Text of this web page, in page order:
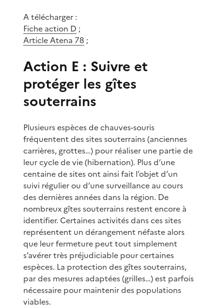
A télécharger :
Fiche action D ;
Article Atena 78 ;
Action E : Suivre et
protéger les gîtes
souterrains
Plusieurs espèces de chauves-souris
fréquentent des sites souterrains (anciennes
carrières, grottes…) pour réaliser une partie de
leur cycle de vie (hibernation). Plus d’une
centaine de sites ont ainsi fait l’objet d’un
suivi régulier ou d’une surveillance au cours
des dernières années dans la région. De
nombreux gîtes souterrains restent encore à
identifier. Certaines activités dans ces sites
représentent un dérangement néfaste alors
que leur fermeture peut tout simplement
s’avérer très préjudiciable pour certaines
espèces. La protection des gîtes souterrains,
par des mesures adaptées (grilles…) est parfois
nécessaire pour maintenir des populations
viables.